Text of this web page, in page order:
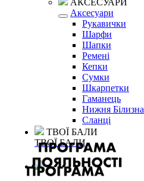
АКСЕСУАРИ
Аксесуари
Рукавички
Шарфи
Шапки
Ремені
Кепки
Сумки
Шкарпетки
Гаманець
Нижня Білизна
Сланці
ТВОЇ БАЛИ
ТВОЇ БАЛИ